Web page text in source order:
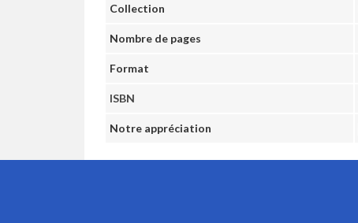
Collection
Nombre de pages
Format
ISBN
Notre appréciation